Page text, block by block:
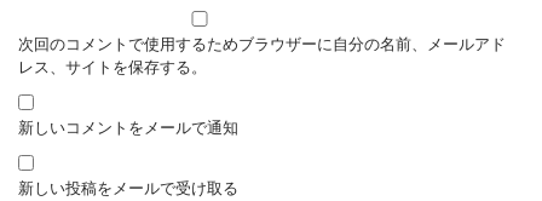
次回のコメントで使用するためブラウザーに自分の名前、メールアド
レス、サイトを保存する。
新しいコメントをメールで通知
新しい投稿をメールで受け取る